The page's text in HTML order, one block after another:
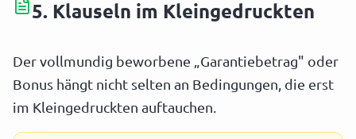
5. Klauseln im Kleingedruckten
Der vollmundig beworbene „Garantiebetrag" oder
Bonus hängt nicht selten an Bedingungen, die erst
im Kleingedruckten auftauchen.